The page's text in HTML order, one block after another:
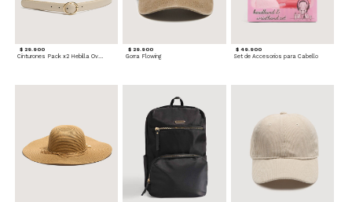
$ 29.900 $ 29.900
Gorra Flowing
$ 49.900
Set de Accesorios para Cabello